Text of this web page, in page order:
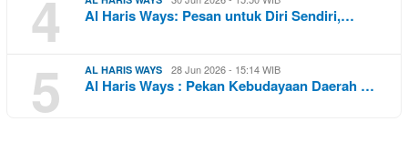
4 Al Haris Ways: Pesan untuk Diri Sendiri,…
5 AL HARIS WAYS 28 Jun 2026 - 15:14 WIB
Al Haris Ways : Pekan Kebudayaan Daerah …